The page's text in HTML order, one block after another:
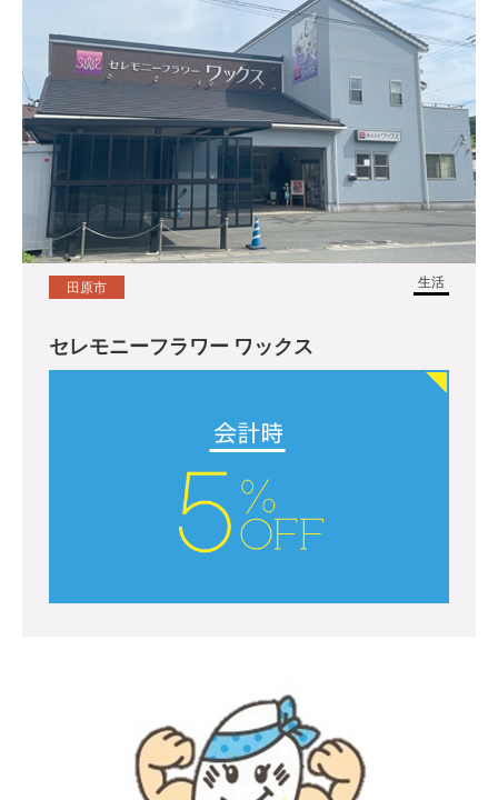
生活
田原市
セレモニーフラワー ワックス